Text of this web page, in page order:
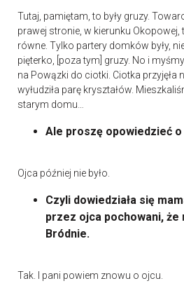
Tutaj, pamiętam, to były gruzy.
prawej stronie, w kierunku Okopowej,
równe. Tylko partery domków były,
pięterko, [poza tym] gruzy. No i
na Powązki do ciotki. Ciotka przyjęła
wyłudziła parę kryształów.
starym domu…
Ale proszę opowiedzieć
Ojca później nie było.
Czyli dowiedziała się
przez ojca pochowani, że
Bródnie.
Tak. I pani powiem znowu o ojcu.